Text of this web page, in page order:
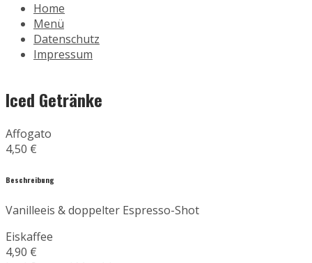
Home
Menü
Datenschutz
Impressum
Iced Getränke
Affogato
4,50 €
Beschreibung
Vanilleeis & doppelter Espresso-Shot
Eiskaffee
4,90 €